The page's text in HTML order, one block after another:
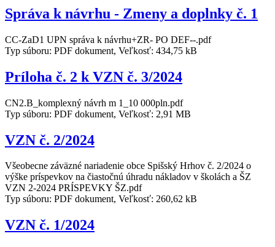
Správa k návrhu - Zmeny a doplnky č. 1
CC-ZaD1 UPN správa k návrhu+ZR- PO DEF--.pdf
Typ súboru: PDF dokument, Veľkosť: 434,75 kB
Príloha č. 2 k VZN č. 3/2024
CN2.B_komplexný návrh m 1_10 000pln.pdf
Typ súboru: PDF dokument, Veľkosť: 2,91 MB
VZN č. 2/2024
Všeobecne záväzné nariadenie obce Spišský Hrhov č. 2/2024 o
výške príspevkov na čiastočnú úhradu nákladov v školách a ŠZ
VZN 2-2024 PRÍSPEVKY ŠZ.pdf
Typ súboru: PDF dokument, Veľkosť: 260,62 kB
VZN č. 1/2024